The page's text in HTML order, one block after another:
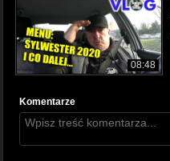
08:48
Komentarze